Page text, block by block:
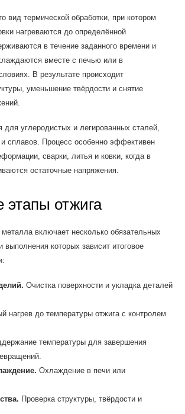
вид термической обработки, при котором
нагреваются до определённой
в течение заданного времени и
вместе с печью или в
В результате происходит
уменьшение твёрдости и снятие
для углеродистых и легированных сталей,
сплавов. Процесс особенно эффективен
сварки, литья и ковки, когда в
остаточные напряжения.
отжига
металла включает несколько обязательных
выполнения которых зависит итоговое
Очистка поверхности и укладка деталей
нагрев до температуры отжига с контролем
температуры для завершения
Охлаждение в печи или
Проверка структуры, твёрдости и